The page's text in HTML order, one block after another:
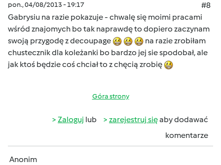
pon., 04/08/2013 - 19:17
#8
Gabrysiu na razie pokazuje - chwalę się moimi pracami
wśród znajomych bo tak naprawdę to dopiero zaczynam
swoją przygodę z decoupage
na razie zrobiłam
chustecznik dla koleżanki bo bardzo jej sie spodobał, ale
jak ktoś będzie coś chciał to z chęcią zrobię
Góra strony
Zaloguj lub zarejestruj sięaby dodawać
komentarze
Anonim